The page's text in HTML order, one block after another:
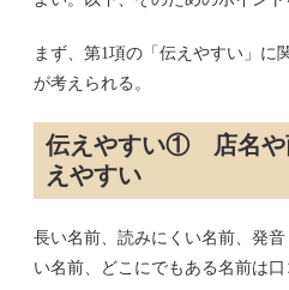
まず、第1項の「伝えやすい」に
が考えられる。
伝えやすい① 店名や
えやすい
長い名前、読みにくい名前、発
い名前、どこにでもある名前は